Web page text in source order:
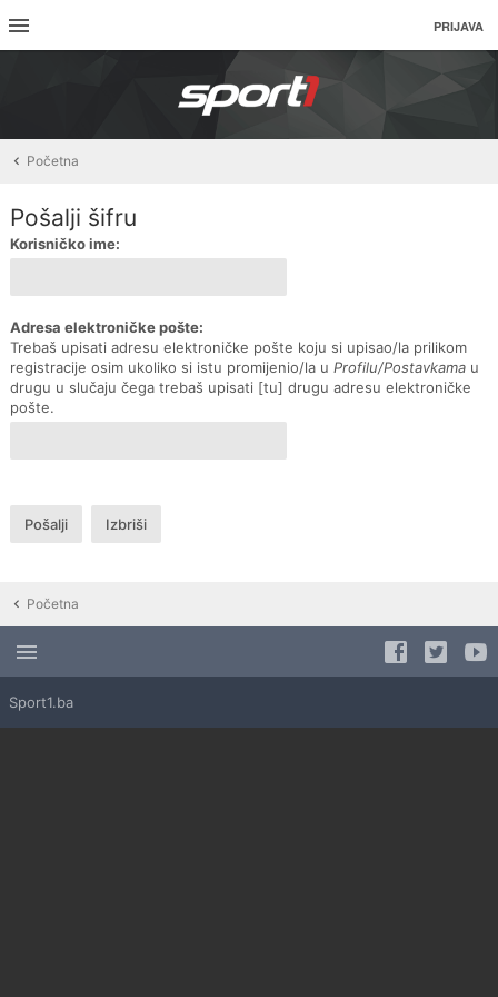
PRIJAVA
Početna
Pošalji šifru
Korisničko ime:
Adresa elektroničke pošte:
Trebaš upisati adresu elektroničke pošte koju si upisao/la prilikom
registracije osim ukoliko si istu promijenio/la u Profilu/Postavkama u
drugu u slučaju čega trebaš upisati [tu] drugu adresu elektroničke
pošte.
Početna
Sport1.ba